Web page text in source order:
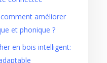
comment améliorer
et phonique ?
en bois intelligent: